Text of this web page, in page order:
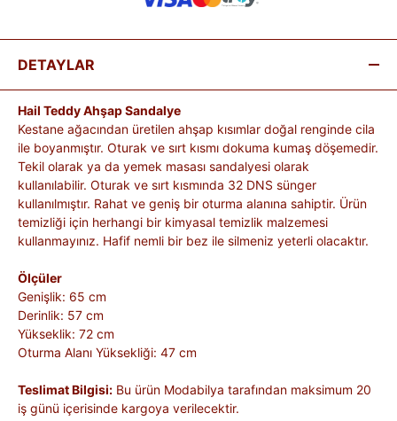
DETAYLAR
Hail Teddy Ahşap Sandalye
Kestane ağacından üretilen ahşap kısımlar doğal renginde cila
ile boyanmıştır. Oturak ve sırt kısmı dokuma kumaş döşemedir.
Tekil olarak ya da yemek masası sandalyesi olarak
kullanılabilir. Oturak ve sırt kısmında 32 DNS sünger
kullanılmıştır. Rahat ve geniş bir oturma alanına sahiptir. Ürün
temizliği için herhangi bir kimyasal temizlik malzemesi
kullanmayınız. Hafif nemli bir bez ile silmeniz yeterli olacaktır.
Ölçüler
Genişlik: 65 cm
Derinlik: 57 cm
Yükseklik: 72 cm
Oturma Alanı Yüksekliği: 47 cm
Teslimat Bilgisi: Bu ürün Modabilya tarafından maksimum 20
iş günü içerisinde kargoya verilecektir.